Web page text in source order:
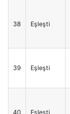
38 Eşleşti
39 Eşleşti
40 Eşleşti